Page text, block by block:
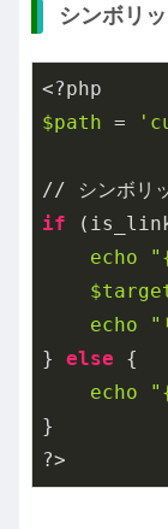
シンボリ
$path =
if
echo
echo
"
} else {
echo
}